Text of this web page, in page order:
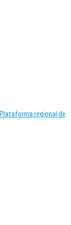
Plataforma regional de